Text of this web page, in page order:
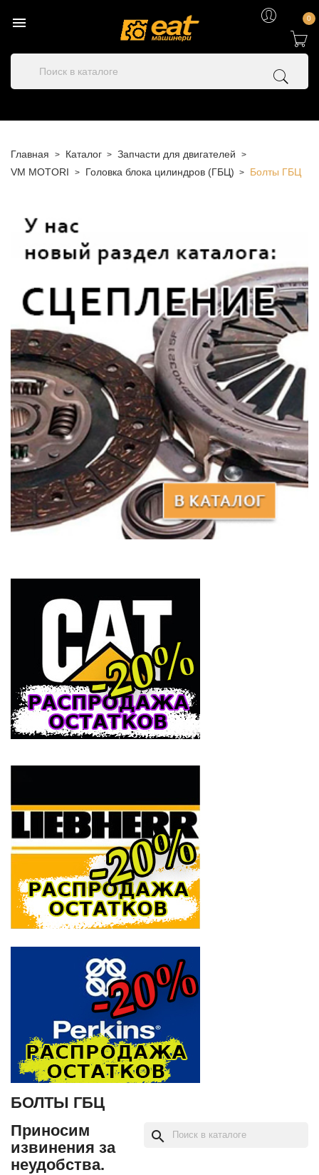
 0
Главная Каталог
Запчасти для двигателей
VM MOTORI
Головка блока цилиндров (ГБЦ) Болты ГБЦ
БОЛТЫ ГБЦ
Приносим
извинения за
неудобства.
search